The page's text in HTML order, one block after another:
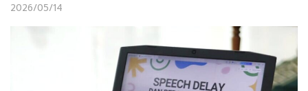
2026/05/14